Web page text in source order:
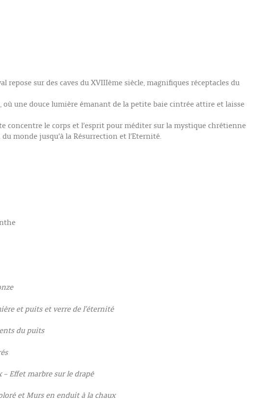
repose sur des caves du XVIIIème siècle, magnifiques réceptacles du
où une douce lumière émanant de la petite baie cintrée attire et laisse
concentre le corps et l’esprit pour méditer sur la mystique chrétienne
monde jusqu’à la Résurrection et l’Eternité.
et puits et verre de l’éternité
du puits
Effet marbre sur le drapé
et Murs en enduit à la chaux